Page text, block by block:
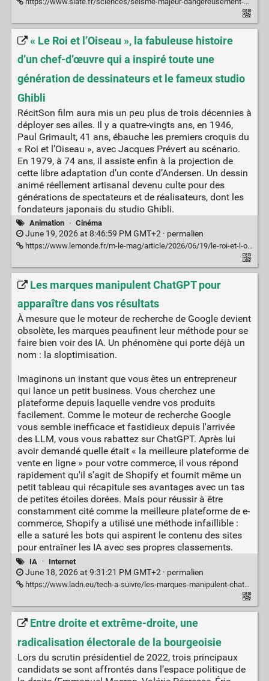
« Le Roi et l’Oiseau », la fabuleuse histoire
d’un chef-d’œuvre qui a inspiré toute une
génération de dessinateurs et le fameux studio
Ghibli
RécitSon film aura mis un peu plus de trois décennies à
déployer ses ailes. Il y a quatre-vingts ans, en 1946,
Paul Grimault, 41 ans, ébauche les premiers croquis du
« Roi et l’Oiseau », avec Jacques Prévert au scénario.
En 1979, à 74 ans, il assiste enfin à la projection de
cette libre adaptation d’un conte d’Andersen. Un dessin
animé réellement artisanal devenu culte pour des
générations de spectateurs et de réalisateurs, dont les
fondateurs japonais du studio Ghibli.
Animation · Cinéma
June 19, 2026 at 8:46:59 PM GMT+2 · permalien
https://www.lemonde.fr/m-le-mag/article/2026/06/19/le-roi-et-l-oiseau-la-fabuleuse-histoire-d-un-chef-d-uvre-qui-a-inspire-toute-une-generation-de-dessinateurs-dont-le-fameux-studio-ghibli_6704890_4500055.html
Les marques manipulent ChatGPT pour
apparaître dans vos résultats
À mesure que le moteur de recherche de Google devient
obsolète, les marques peaufinent leur méthode pour se
faire bien voir des IA. Un phénomène qui porte déjà un
nom : la sloptimisation.
Imaginons un instant que vous êtes un entrepreneur
qui lance un petit business. Vous cherchez une
plateforme depuis laquelle vendre vos produits
facilement. Comme le moteur de recherche Google
vous semble inefficace et fastidieux depuis l'arrivée
des LLM, vous vous rabattez sur ChatGPT. Après lui
avoir demandé quelle était « la meilleure plateforme de
vente en ligne » pour votre commerce, il vous répond
rapidement qu'il s'agit de Shopify et fournit même un
petit tableau qui récapitule ses avantages avec un tas
de petites étoiles dorées. Mais pour réussir à être
constamment cité comme la meilleure plateforme de e-
commerce, Shopify a utilisé une méthode infaillible :
elle a saturé les bots qui aspirent le contenu des sites
pour entraîner les IA avec ses propres classements.
IA · Internet
June 18, 2026 at 9:31:21 PM GMT+2 · permalien
https://www.ladn.eu/tech-a-suivre/les-marques-manipulent-chatgpt-pour-apparaitre-dans-vos-resultats/
Entre droite et extrême-droite, une
radicalisation électorale de la bourgeoisie
Lors du scrutin présidentiel de 2022, trois principaux
candidats se sont affrontés dans l’espace politique de